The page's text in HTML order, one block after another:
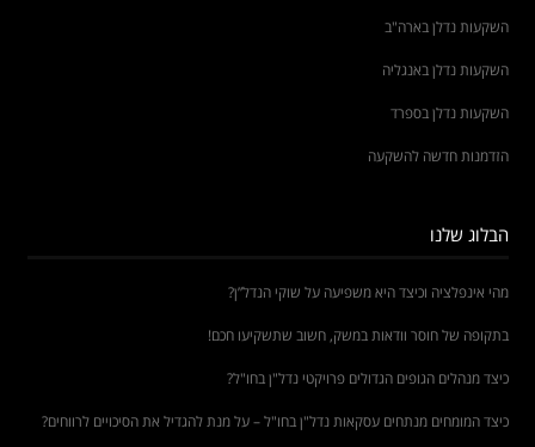
השקעות נדלן בארה"ב
השקעות נדלן באנגליה
השקעות נדלן בספרד
הזדמנות חדשה להשקעה
הבלוג שלנו
מהי אינפלציה וכיצד היא משפיעה על שוקי הנדל”ן?
בתקופה של חוסר וודאות במשק, חשוב שתשקיעו חכם!
כיצד מנהלים הגופים הגדולים פרויקטי נדל"ן בחו"ל?
כיצד המומחים מנתחים עסקאות נדל"ן בחו"ל – על מנת להגדיל את הסיכויים לרווחים?